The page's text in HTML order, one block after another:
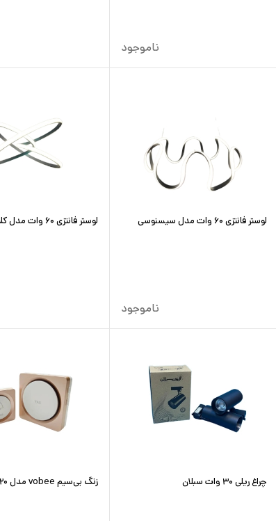
ناموجود
لوستر فانتزی ۶۰ وات مدل سیسنوسی
ناموجود
لوستر فانتزی ۶۰ وات مدل کلیپس
چراغ ریلی ۳۰ وات سبلان زنگ بی‌سیم vobee مدل ۷۲۰